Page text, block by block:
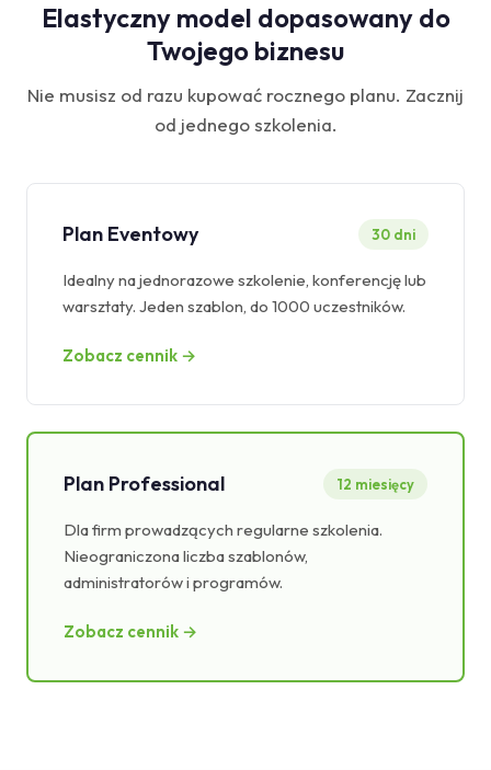
Elastyczny model dopasowany do
Twojego biznesu
Nie musisz od razu kupować rocznego planu. Zacznij
od jednego szkolenia.
Plan Eventowy 30 dni
Idealny na jednorazowe szkolenie, konferencję lub
warsztaty. Jeden szablon, do 1000 uczestników.
Zobacz cennik →
Plan Professional 12 miesięcy
Dla firm prowadzących regularne szkolenia.
Nieograniczona liczba szablonów,
administratorów i programów.
Zobacz cennik →